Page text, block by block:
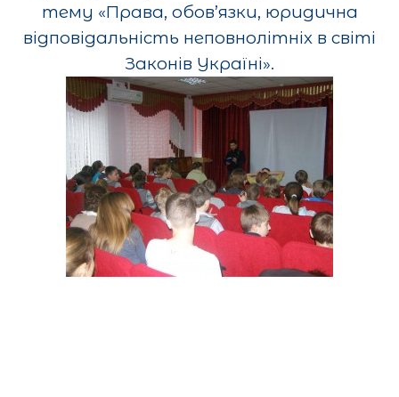
тему «Права, обов’язки, юридична
відповідальність неповнолітніх в світі
Законів Україні».